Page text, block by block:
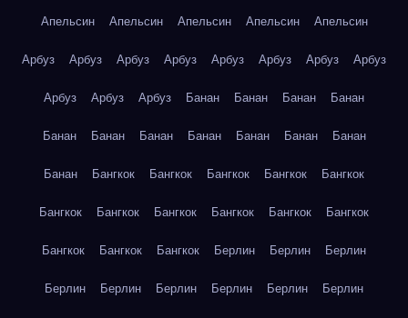
Апельсин Апельсин Апельсин Апельсин Апельсин
Арбуз Арбуз Арбуз Арбуз Арбуз Арбуз Арбуз Арбуз
Арбуз Арбуз Арбуз Банан Банан Банан Банан
Банан Банан Банан Банан Банан Банан Банан
Банан Бангкок Бангкок Бангкок Бангкок Бангкок
Бангкок Бангкок Бангкок Бангкок Бангкок Бангкок
Бангкок Бангкок Бангкок Берлин Берлин Берлин
Берлин Берлин Берлин Берлин Берлин Берлин